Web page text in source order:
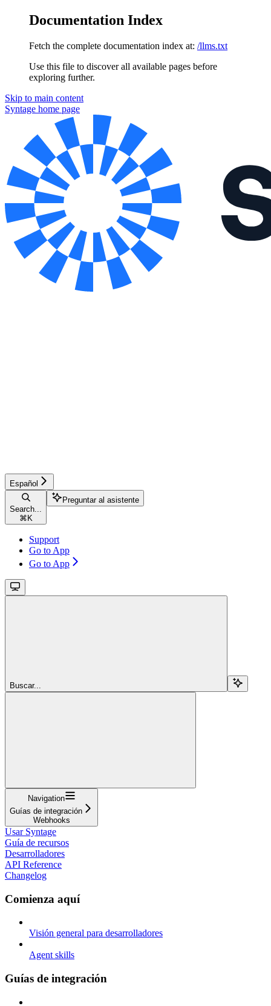
Documentation Index
Fetch the complete documentation index at: /llms.txt
Use this file to discover all available pages before
exploring further.
Skip to main content
Syntage home page
Español
Search...
⌘ K
Preguntar al asistente
Support
Go to App
Go to App
Buscar...
Navigation
Guías de integración
Webhooks
Usar Syntage
Guía de recursos
Desarrolladores
API Reference
Changelog
Comienza aquí
Visión general para desarrolladores
Agent skills
Guías de integración